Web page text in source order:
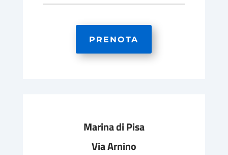
PRENOTA
Marina di Pisa
Via Arnino